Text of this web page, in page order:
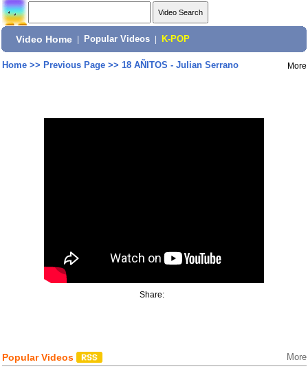
Video Home Popular Videos K-POP
Home>> Previous Page>> 18 AÑITOS - Julian Serrano More
Share:
Popular Videos More